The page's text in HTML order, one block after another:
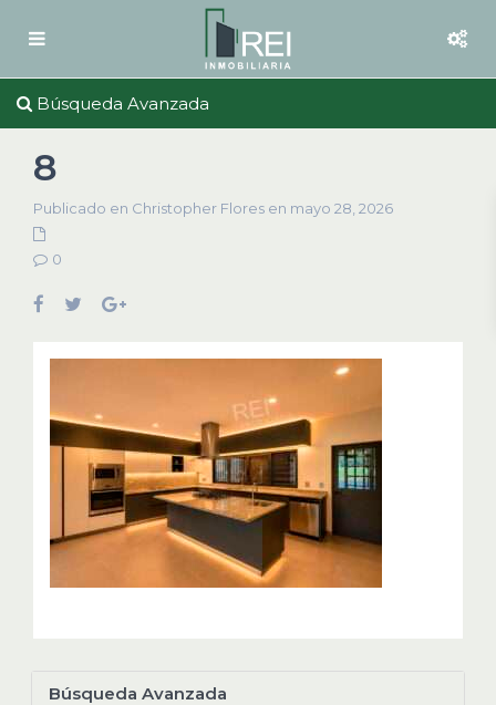
Búsqueda Avanzada
8
Publicado en Christopher Flores en mayo 28, 2026
0
Búsqueda Avanzada